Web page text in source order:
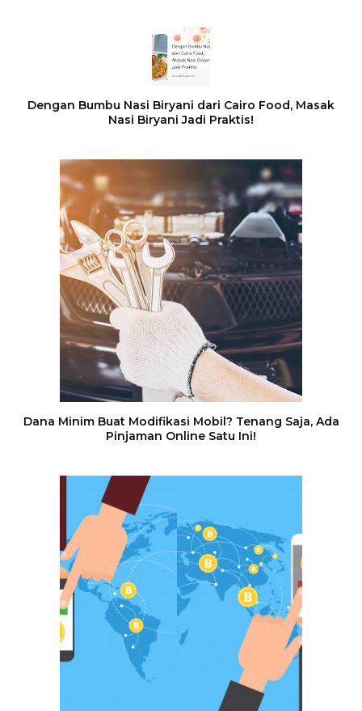
Dengan Bumbu Nasi Biryani dari Cairo Food, Masak
Nasi Biryani Jadi Praktis!
Dana Minim Buat Modifikasi Mobil? Tenang Saja, Ada
Pinjaman Online Satu Ini!